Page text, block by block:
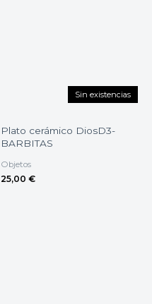
Sin existencias
Plato cerámico DiosD3-
BARBITAS
Objetos
25,00 €